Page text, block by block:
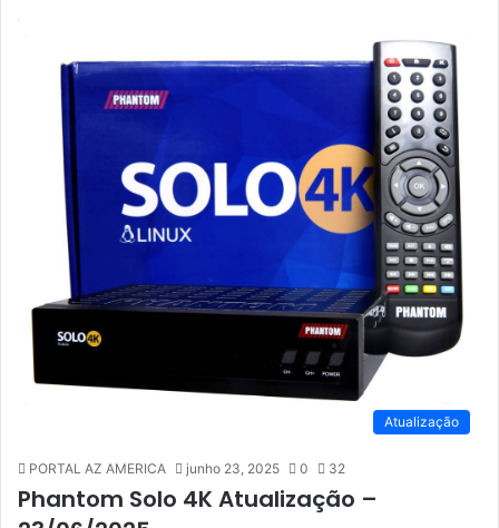
Atualização
PORTAL AZ AMERICA junho 23, 2025 0 32
Phantom Solo 4K Atualização –